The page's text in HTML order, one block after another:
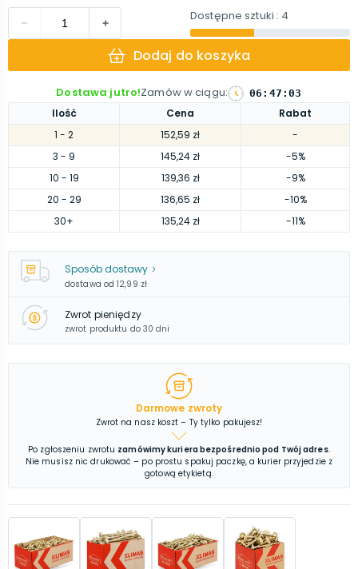
Ilość Cena
Rabat
1 - 2 152,59 zł
-
3 - 9 145,24 zł
-5%
10 - 19 139,36 zł
-9%
20 - 29 136,65 zł
-10%
30+ 135,24 zł -11%
Dostępne sztuki : 4
Dodaj do koszyka
Dostawa jutro!Zamów w ciągu: 06 : 47 :01
Sposób dostawy
dostawa od 12,99 zł
Zwrot pieniędzy
zwrot produktu do 30 dni
Darmowe zwroty
Zwrot na nasz koszt – Ty tylko pakujesz!
Po zgłoszeniu zwrotu zamówimy kuriera bezpośrednio pod Twój adres.
Nie musisz nic drukować – po prostu spakuj paczkę, a kurier przyjedzie z
gotową etykietą.